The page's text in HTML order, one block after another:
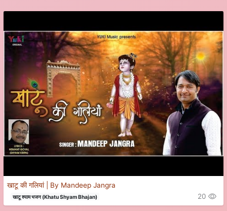
खाटू की गलियां | By Mandeep Jangra
खाटू श्याम भजन (Khatu Shyam Bhajan) 20